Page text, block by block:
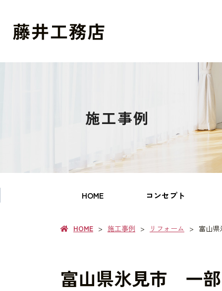
施工事例
HOME コンセプト
HOME 施工事例 リフォーム 富山
富山県氷見市 一